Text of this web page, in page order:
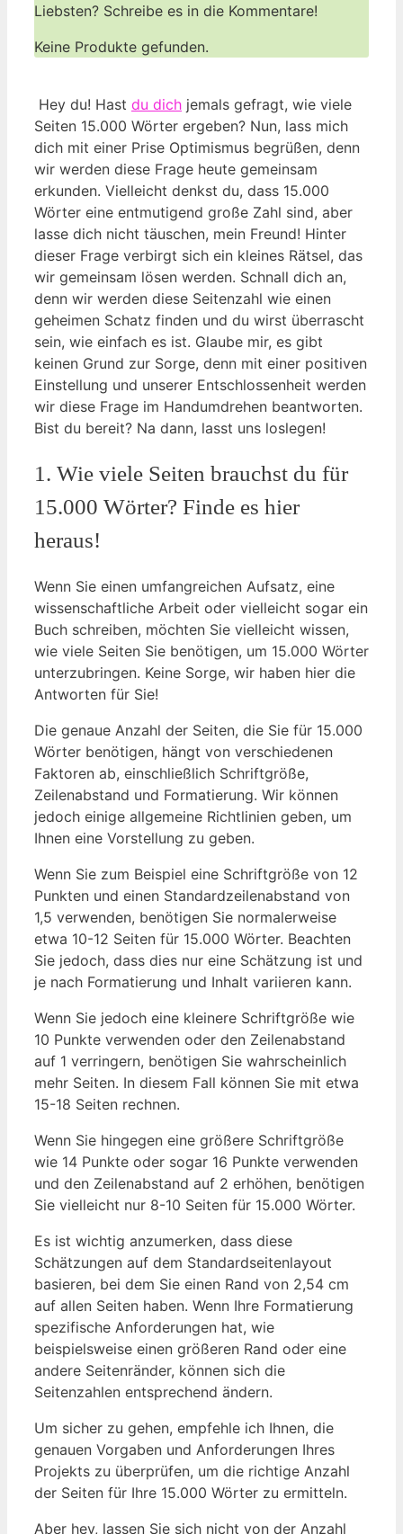
‍Liebsten? Schreibe es in die Kommentare!
Keine Produkte gefunden.
⁤ Hey du!⁤ Hast du dich ‍ jemals gefragt, wie viele
⁢Seiten 15.000 Wörter ergeben? Nun, ⁤lass mich
dich mit⁤ einer Prise Optimismus begrüßen, denn
wir werden ⁣diese Frage heute gemeinsam
erkunden. Vielleicht denkst du, dass 15.000
Wörter eine entmutigend große Zahl sind, ‌aber
lasse dich ​nicht täuschen, mein Freund! Hinter
‍dieser Frage verbirgt sich ein kleines Rätsel, das​
wir gemeinsam lösen ⁤werden. Schnall dich an,⁣
denn wir werden diese Seitenzahl wie einen
geheimen Schatz finden und du wirst überrascht
sein, wie​ einfach es ist. Glaube mir, es⁤ gibt
keinen Grund zur Sorge, ⁤denn mit ⁢einer positiven
Einstellung ⁤und unserer⁤ Entschlossenheit werden⁤
wir diese Frage im Handumdrehen ⁤beantworten.
Bist du ‌bereit? Na‍ dann,⁣ lasst⁢ uns loslegen!
1. Wie viele Seiten brauchst ⁣du für
⁢15.000 Wörter? Finde ‍es ‍hier
heraus!
Wenn Sie einen ​umfangreichen Aufsatz, eine
wissenschaftliche Arbeit oder vielleicht sogar ein⁢
Buch schreiben, möchten Sie vielleicht wissen,
wie viele Seiten Sie benötigen, um 15.000 Wörter
unterzubringen. Keine Sorge, wir haben hier die
Antworten für ​Sie!
Die genaue Anzahl der Seiten, die‍ Sie für 15.000
Wörter benötigen, hängt von verschiedenen‍
Faktoren ab, einschließlich Schriftgröße,
Zeilenabstand‍ und Formatierung. Wir können
jedoch einige allgemeine Richtlinien geben, um
Ihnen eine Vorstellung zu geben.
Wenn Sie zum Beispiel eine Schriftgröße⁣ von‌ 12
Punkten und ​einen ‍Standardzeilenabstand von
1,5 verwenden, benötigen Sie normalerweise
‌etwa 10-12⁣ Seiten für ⁢15.000 Wörter. ⁤Beachten
Sie jedoch,​ dass ⁤dies nur eine Schätzung ​ist und
je‍ nach⁢ Formatierung und Inhalt ⁢variieren kann.
Wenn Sie jedoch eine kleinere ⁢Schriftgröße wie
⁣10 Punkte verwenden oder den Zeilenabstand
auf‍ 1 ⁣verringern, benötigen Sie wahrscheinlich
mehr Seiten. In diesem Fall ​können Sie mit etwa
15-18 ⁣Seiten rechnen.
Wenn Sie hingegen eine ‍größere Schriftgröße
wie 14 Punkte oder sogar 16 Punkte verwenden
⁢und den Zeilenabstand auf 2 erhöhen, benötigen
Sie vielleicht nur 8-10 Seiten für 15.000 Wörter.
Es ⁤ist wichtig anzumerken, ​dass diese
⁣Schätzungen auf dem Standardseitenlayout
basieren, bei dem Sie einen Rand von ‍2,54 ‌cm ​
auf allen Seiten⁣ haben. Wenn Ihre Formatierung
spezifische Anforderungen hat, wie
beispielsweise einen größeren Rand oder eine
andere ⁣Seitenränder, ⁤können sich die⁣
Seitenzahlen entsprechend‍ ändern.
Um sicher ‌zu gehen, empfehle ich Ihnen, die
genauen ‌Vorgaben und Anforderungen Ihres
Projekts zu überprüfen, um die richtige ⁣Anzahl
der Seiten für Ihre 15.000 Wörter zu ermitteln.
Aber ‌hey, lassen⁢ Sie sich nicht von‍ der ⁣Anzahl